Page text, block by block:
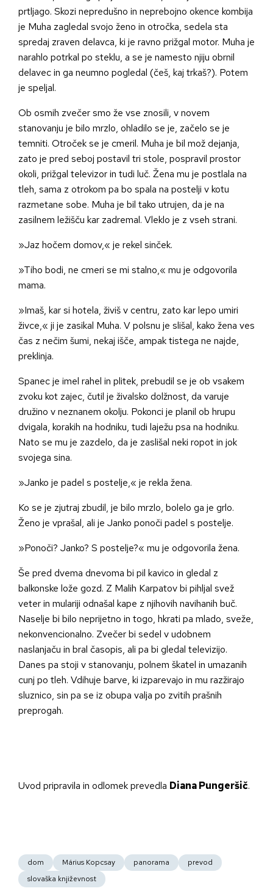
prtljago. Skozi nepredušno in neprebojno okence kombija
je Muha zagledal svojo ženo in otročka, sedela sta
spredaj zraven delavca, ki je ravno prižgal motor. Muha je
narahlo potrkal po steklu, a se je namesto njiju obrnil
delavec in ga neumno pogledal (češ, kaj trkaš?). Potem
je speljal.
Ob osmih zvečer smo že vse znosili, v novem
stanovanju je bilo mrzlo, ohladilo se je, začelo se je
temniti. Otroček se je cmeril. Muha je bil mož dejanja,
zato je pred seboj postavil tri stole, pospravil prostor
okoli, prižgal televizor in tudi luč. Žena mu je postlala na
tleh, sama z otrokom pa bo spala na postelji v kotu
razmetane sobe. Muha je bil tako utrujen, da je na
zasilnem ležišču kar zadremal. Vleklo je z vseh strani.
»Jaz hočem domov,« je rekel sinček.
»Tiho bodi, ne cmeri se mi stalno,« mu je odgovorila
mama.
»Imaš, kar si hotela, živiš v centru, zato kar lepo umiri
živce,« ji je zasikal Muha. V polsnu je slišal, kako žena ves
čas z nečim šumi, nekaj išče, ampak tistega ne najde,
preklinja.
Spanec je imel rahel in plitek, prebudil se je ob vsakem
zvoku kot zajec, čutil je živalsko dolžnost, da varuje
družino v neznanem okolju. Pokonci je planil ob hrupu
dvigala, korakih na hodniku, tudi laježu psa na hodniku.
Nato se mu je zazdelo, da je zaslišal neki ropot in jok
svojega sina.
»Janko je padel s postelje,« je rekla žena.
Ko se je zjutraj zbudil, je bilo mrzlo, bolelo ga je grlo.
Ženo je vprašal, ali je Janko ponoči padel s postelje.
»Ponoči? Janko? S postelje?« mu je odgovorila žena.
Še pred dvema dnevoma bi pil kavico in gledal z
balkonske lože gozd. Z Malih Karpatov bi pihljal svež
veter in mulariji odnašal kape z njihovih navihanih buč.
Naselje bi bilo neprijetno in togo, hkrati pa mlado, sveže,
nekonvencionalno. Zvečer bi sedel v udobnem
naslanjaču in bral časopis, ali pa bi gledal televizijo.
Danes pa stoji v stanovanju, polnem škatel in umazanih
cunj po tleh. Vdihuje barve, ki izparevajo in mu razžirajo
sluznico, sin pa se iz obupa valja po zvitih prašnih
preprogah.
Uvod pripravila in odlomek prevedla Diana Pungeršič.
dom Márius Kopcsay panorama
prevod
slovaška književnost